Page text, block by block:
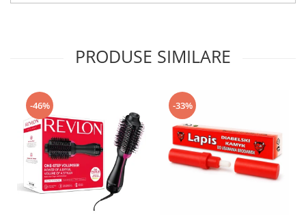
PRODUSE SIMILARE
-46% -33%